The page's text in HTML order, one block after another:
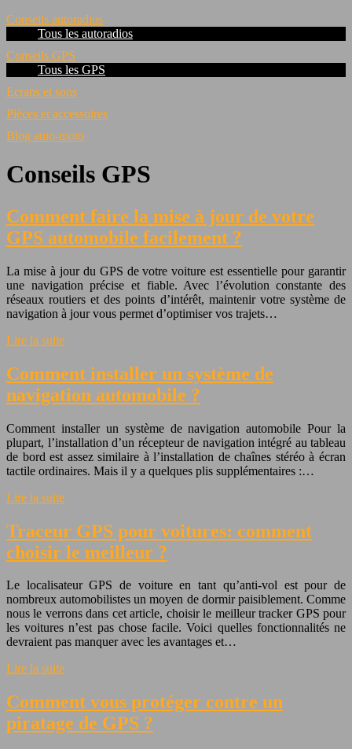
Conseils autoradios
Tous les autoradios
Conseils GPS
Tous les GPS
Ecrans et sons
Pièces et accessoires
Blog auto-moto
Conseils GPS
Comment faire la mise à jour de votre
GPS automobile facilement ?
La mise à jour du GPS de votre voiture est essentielle pour garantir
une navigation précise et fiable. Avec l’évolution constante des
réseaux routiers et des points d’intérêt, maintenir votre système de
navigation à jour vous permet d’optimiser vos trajets…
Lire la suite
Comment installer un système de
navigation automobile ?
Comment installer un système de navigation automobile Pour la
plupart, l’installation d’un récepteur de navigation intégré au tableau
de bord est assez similaire à l’installation de chaînes stéréo à écran
tactile ordinaires. Mais il y a quelques plis supplémentaires :…
Lire la suite
Traceur GPS pour voitures: comment
choisir le meilleur ?
Le localisateur GPS de voiture en tant qu’anti-vol est pour de
nombreux automobilistes un moyen de dormir paisiblement. Comme
nous le verrons dans cet article, choisir le meilleur tracker GPS pour
les voitures n’est pas chose facile. Voici quelles fonctionnalités ne
devraient pas manquer avec les avantages et…
Lire la suite
Comment vous protéger contre un
piratage de GPS ?